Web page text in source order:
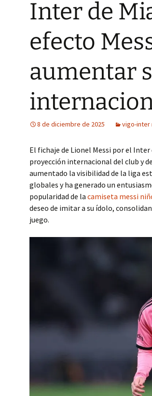
Inter de
efecto
aumentar
8 de diciembre de 2025 vigo-inter
El fichaje de Lionel Messi por el
proyección internacional del club y
aumentado la visibilidad de la liga
globales y ha generado un
popularidad de la camiseta messi
deseo de imitar a su ídolo,
juego.